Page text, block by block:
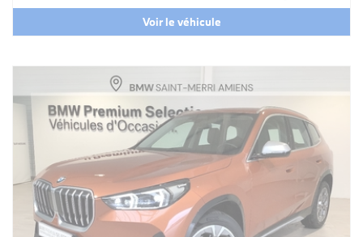
Voir le véhicule